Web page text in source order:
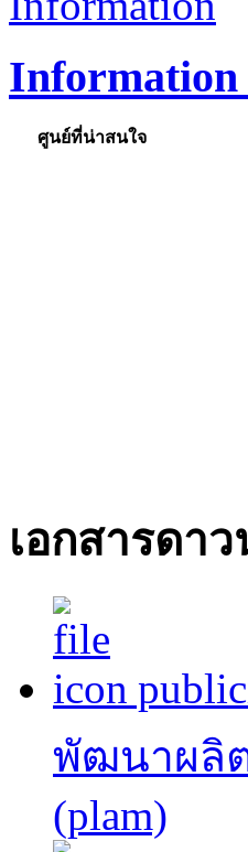
Information
ศูนย์ที่น่าสนใจ
เอกสารดา
พัฒนาผลิ
(plam)